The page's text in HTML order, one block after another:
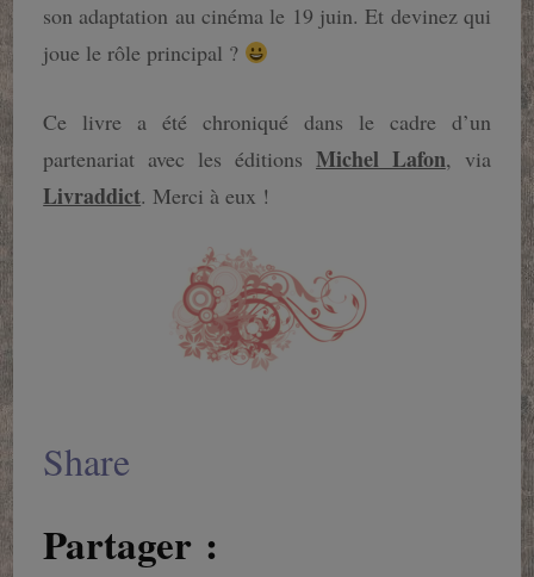
son adaptation au cinéma le 19 juin. Et devinez qui
joue le rôle principal ?
Ce livre a été chroniqué dans le cadre d’un
partenariat avec les éditions Michel Lafon, via
Livraddict. Merci à eux !
Share
Partager :